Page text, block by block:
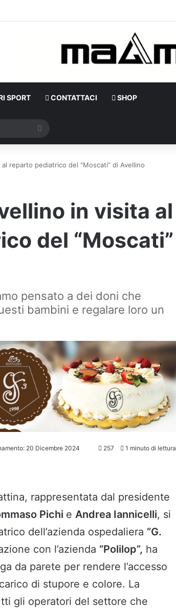
SPORT CONTATTACI SHOP
Cerca
reparto pediatrico del “Moscati” di Avellino
in visita al
del “Moscati”
pensato a dei doni che
bambini e regalare loro un
20 Dicembre 2024 257 1 minuto di lettura
rappresentata dal presidente
Pichi e Andrea Iannicelli, si
dell’azienda ospedaliera “G.
con l’azienda “Polilop”, ha
da parete per rendere l’accesso
di stupore e colore. La
gli operatori del settore che